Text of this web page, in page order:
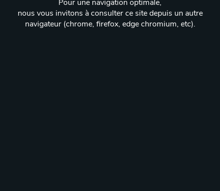
Pour une navigation optimale,
nous vous invitons à consulter ce site depuis un autre
navigateur (chrome, firefox, edge chromium, etc).